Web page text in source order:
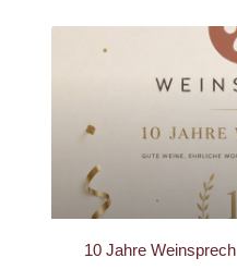
10 Jahre Weinsprech